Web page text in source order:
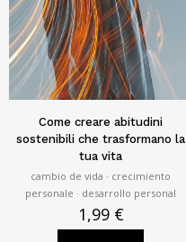
Come creare abitudini
sostenibili che trasformano la
tua vita
cambio de vida · crecimiento
personale · desarrollo personal
1,99 €